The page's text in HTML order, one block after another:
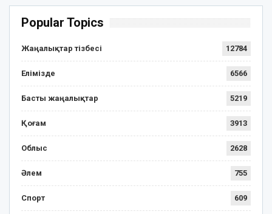
Popular Topics
Жаңалықтар тізбесі 12784
Елімізде 6566
Басты жаңалықтар 5219
Қоғам 3913
Облыс 2628
Әлем 755
Спорт 609